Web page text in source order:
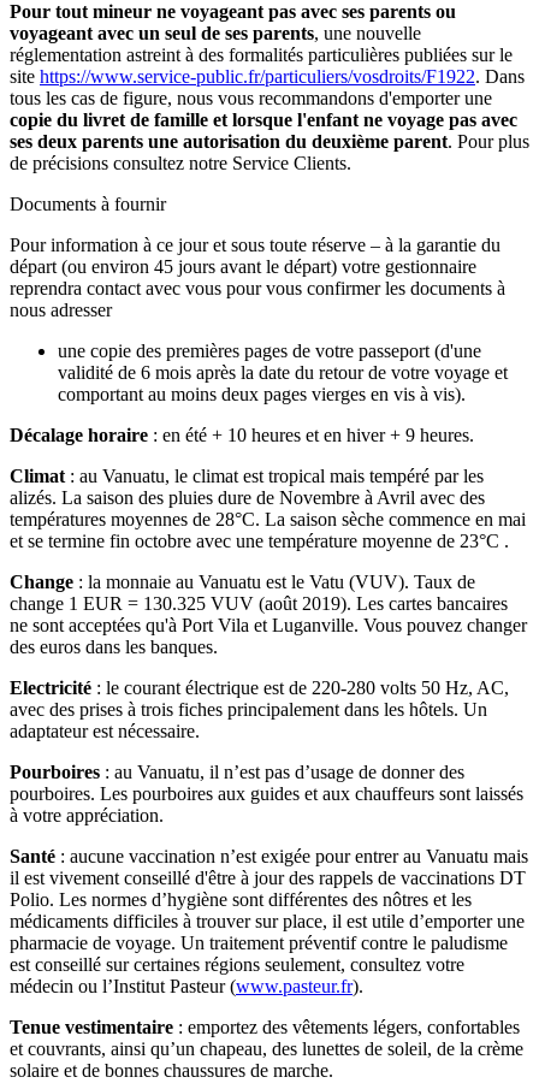
Pour tout mineur ne voyageant pas avec ses parents ou
voyageant avec un seul de ses parents, une nouvelle
réglementation astreint à des formalités particulières publiées sur le
site https://www.service-public.fr/particuliers/vosdroits/F1922. Dans
tous les cas de figure, nous vous recommandons d'emporter une
copie du livret de famille et lorsque l'enfant ne voyage pas avec
ses deux parents une autorisation du deuxième parent. Pour plus
de précisions consultez notre Service Clients.
Documents à fournir
Pour information à ce jour et sous toute réserve – à la garantie du
départ (ou environ 45 jours avant le départ) votre gestionnaire
reprendra contact avec vous pour vous confirmer les documents à
nous adresser
une copie des premières pages de votre passeport (d'une
validité de 6 mois après la date du retour de votre voyage et
comportant au moins deux pages vierges en vis à vis).
Décalage horaire : en été + 10 heures et en hiver + 9 heures.
Climat : au Vanuatu, le climat est tropical mais tempéré par les
alizés. La saison des pluies dure de Novembre à Avril avec des
températures moyennes de 28°C. La saison sèche commence en mai
et se termine fin octobre avec une température moyenne de 23°C .
Change : la monnaie au Vanuatu est le Vatu (VUV). Taux de
change 1 EUR = 130.325 VUV (août 2019). Les cartes bancaires
ne sont acceptées qu'à Port Vila et Luganville. Vous pouvez changer
des euros dans les banques.
Electricité : le courant électrique est de 220-280 volts 50 Hz, AC,
avec des prises à trois fiches principalement dans les hôtels. Un
adaptateur est nécessaire.
Pourboires : au Vanuatu, il n’est pas d’usage de donner des
pourboires. Les pourboires aux guides et aux chauffeurs sont laissés
à votre appréciation.
Santé : aucune vaccination n’est exigée pour entrer au Vanuatu mais
il est vivement conseillé d'être à jour des rappels de vaccinations DT
Polio. Les normes d’hygiène sont différentes des nôtres et les
médicaments difficiles à trouver sur place, il est utile d’emporter une
pharmacie de voyage. Un traitement préventif contre le paludisme
est conseillé sur certaines régions seulement, consultez votre
médecin ou l’Institut Pasteur (www.pasteur.fr).
Tenue vestimentaire : emportez des vêtements légers, confortables
et couvrants, ainsi qu’un chapeau, des lunettes de soleil, de la crème
solaire et de bonnes chaussures de marche.